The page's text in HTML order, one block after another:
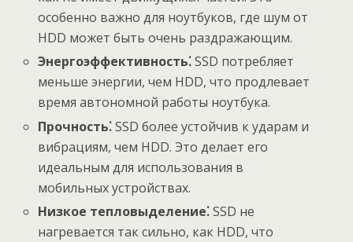
особенно важно для ноутбуков, где шум от
HDD может быть очень раздражающим.
Энергоэффективность⁚SSD потребляет
меньше энергии, чем HDD, что продлевает
время автономной работы ноутбука.
Прочность⁚SSD более устойчив к ударам и
вибрациям, чем HDD. Это делает его
идеальным для использования в
мобильных устройствах.
Низкое тепловыделение⁚SSD не
нагревается так сильно, как HDD, что